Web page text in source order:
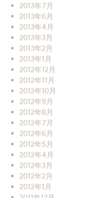
2013年7月
2013年6月
2013年4月
2013年3月
2013年2月
2013年1月
2012年12月
2012年11月
2012年10月
2012年9月
2012年8月
2012年7月
2012年6月
2012年5月
2012年4月
2012年3月
2012年2月
2012年1月